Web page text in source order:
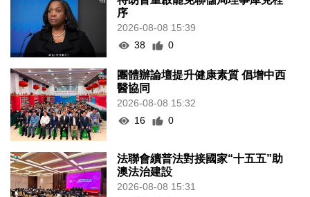
序
2026-08-08 15:39
38
0
團體辦論壇提升健康素質 倡增中西
醫協同
2026-08-08 15:32
16
0
法聯會續普法對接國家“十五五”助
澳法治建設
2026-08-08 15:31